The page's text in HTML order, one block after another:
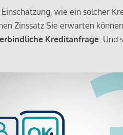
wie ein solcher
Zinssatz Sie erwarten
Kreditanfrage. Und